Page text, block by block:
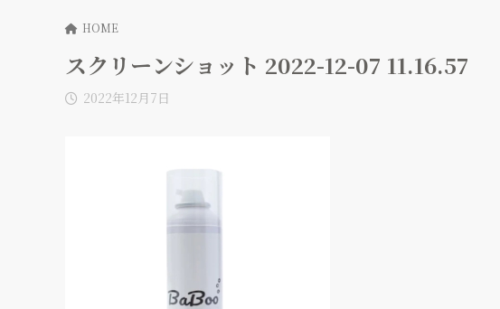
HOME
スクリーンショット 2022-12-07 11.16.57
2022年12月7日